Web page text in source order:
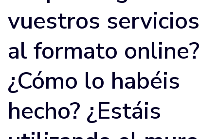
vuestros servicios
al formato online?
¿Cómo lo habéis
hecho? ¿Estáis